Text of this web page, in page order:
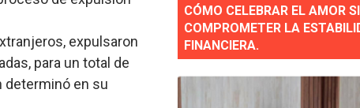
Domingo Acuerdan Alianza Estratégica para Impulsar
expulsaron
para un total de
determinó en su
CÓMO CELEBRAR EL AMOR
COMPROMETER LA
FINANCIERA.